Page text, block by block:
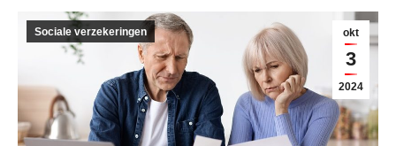
okt
3
2024
Sociale verzekeringen